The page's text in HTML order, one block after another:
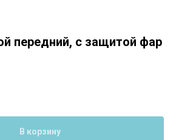
передний, с защитой фар
В корзину